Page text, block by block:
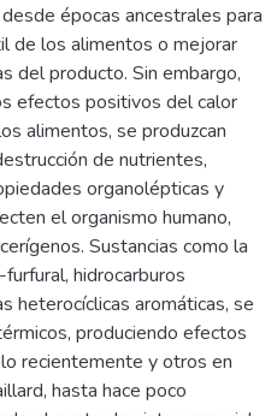
épocas ancestrales para
de los alimentos o mejorar
del producto. Sin embargo,
efectos positivos del calor
alimentos, se produzcan
de nutrientes,
organolépticas y
el organismo humano,
Sustancias como la
hidrocarburos
heterocíclicas aromáticas, se
produciendo efectos
recientemente y otros en
hasta hace poco